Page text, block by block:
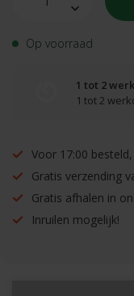
Op voorraad
1 tot 2
1 tot 2
Voor 17:00
Gratis verzending
Gratis afhalen in
Inruilen mogelijk!